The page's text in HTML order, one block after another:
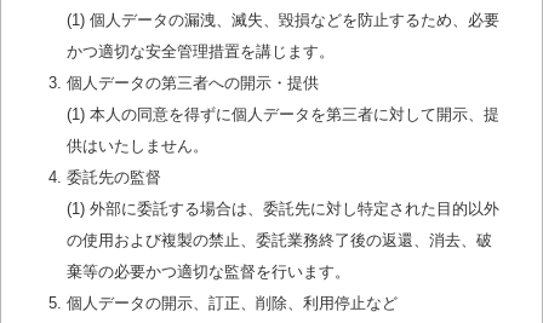
(1) 個人データの漏洩、滅失、毀損などを防止するため、必要
かつ適切な安全管理措置を講じます。
個人データの第三者への開示・提供
(1) 本人の同意を得ずに個人データを第三者に対して開示、提
供はいたしません。
委託先の監督
(1) 外部に委託する場合は、委託先に対し特定された目的以外
の使用および複製の禁止、委託業務終了後の返還、消去、破
棄等の必要かつ適切な監督を行います。
個人データの開示、訂正、削除、利用停止など